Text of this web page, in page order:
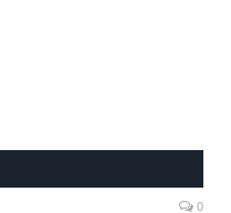
0